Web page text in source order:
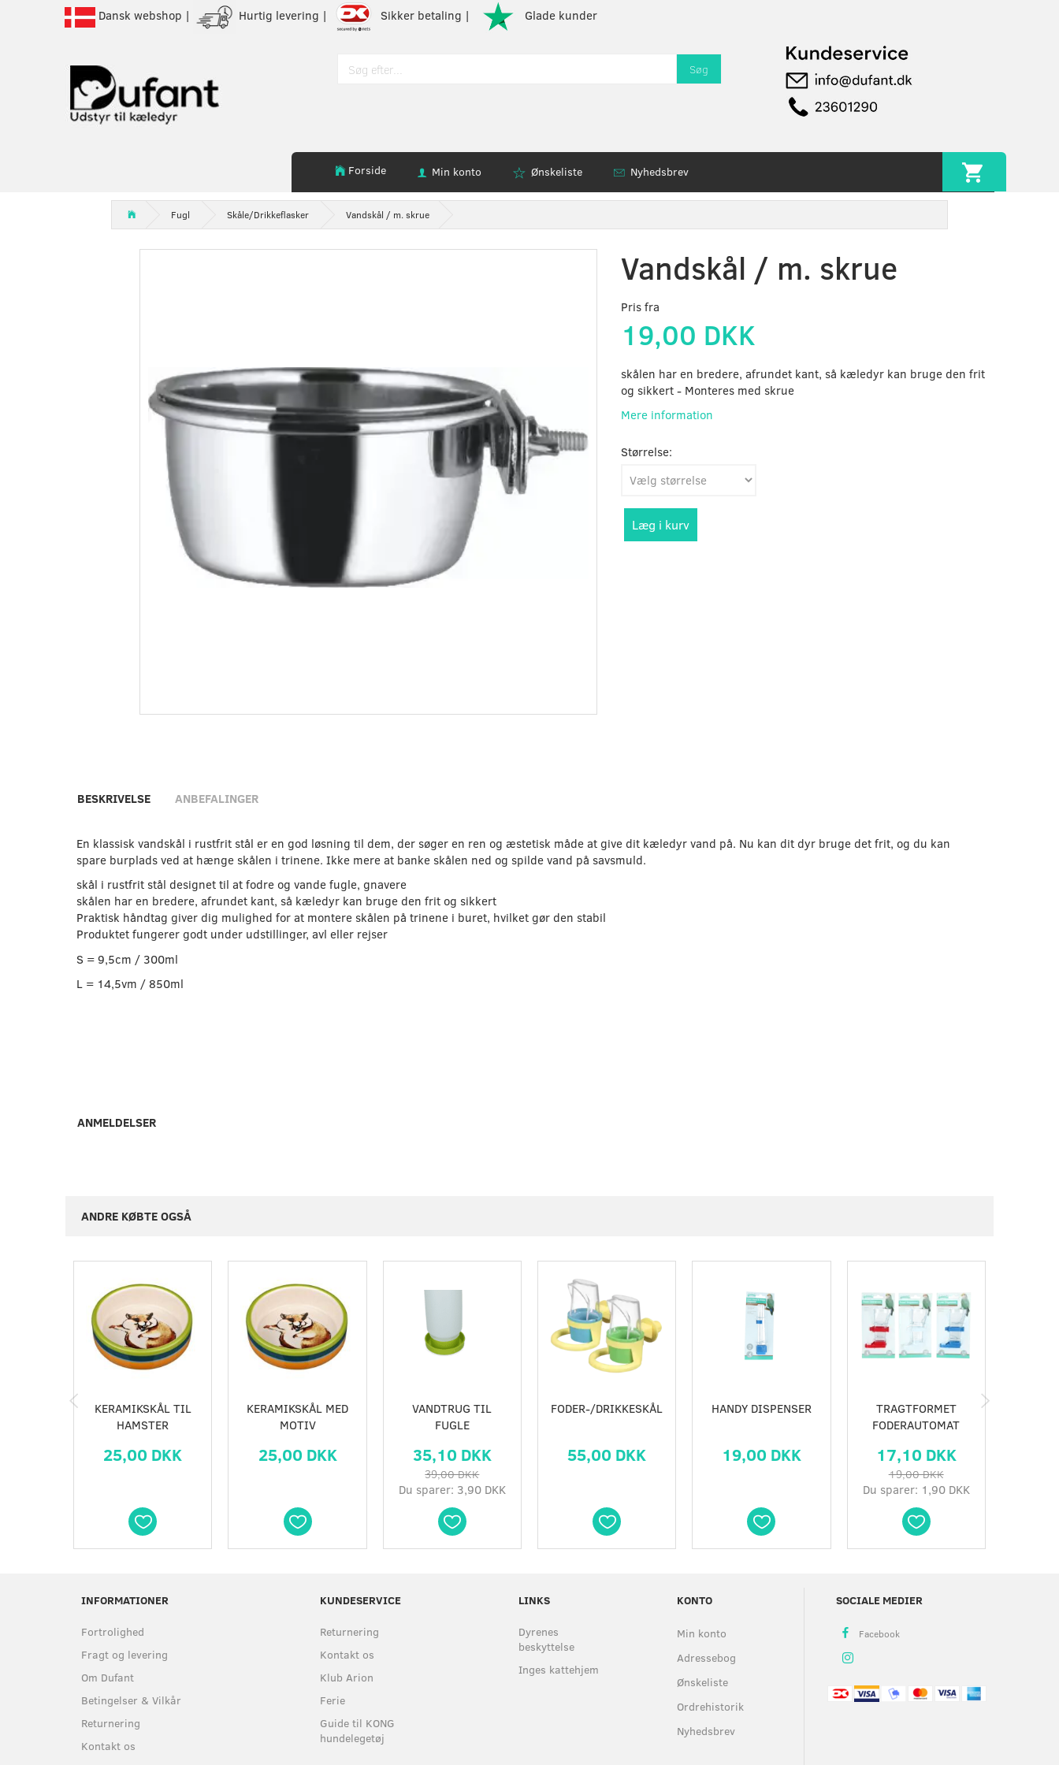
Dansk webshop | Hurtig levering | Sikker betaling | Glade kunder
Søg
Forside Min konto Ønskeliste Nyhedsbrev
Fugl Skåle/Drikkeflasker Vandskål / m. skrue
Vandskål / m. skrue
Pris fra
19,00 DKK
skålen har en bredere, afrundet kant, så kæledyr kan bruge den frit
og sikkert - Monteres med skrue
Mere information
Størrelse:
Læg i kurv
BESKRIVELSE ANBEFALINGER
En klassisk vandskål i rustfrit stål er en god løsning til dem, der søger en ren og æstetisk måde at give dit kæledyr vand på. Nu kan dit dyr bruge det frit, og du kan
spare burplads ved at hænge skålen i trinene. Ikke mere at banke skålen ned og spilde vand på savsmuld.
skål i rustfrit stål designet til at fodre og vande fugle, gnavere
skålen har en bredere, afrundet kant, så kæledyr kan bruge den frit og sikkert
Praktisk håndtag giver dig mulighed for at montere skålen på trinene i buret, hvilket gør den stabil
Produktet fungerer godt under udstillinger, avl eller rejser
S = 9,5cm / 300ml
L = 14,5vm / 850ml
ANMELDELSER
ANDRE KØBTE OGSÅ
KERAMIKSKÅL TIL
HAMSTER
25,00 DKK
KERAMIKSKÅL MED
MOTIV
25,00 DKK
VANDTRUG TIL
FUGLE
35,10 DKK
39,00 DKK
Du sparer: 3,90 DKK
FODER-/DRIKKESKÅL
55,00 DKK
HANDY DISPENSER
19,00 DKK
TRAGTFORMET
FODERAUTOMAT
17,10 DKK
19,00 DKK
Du sparer: 1,90 DKK
INFORMATIONER
Fortrolighed
Fragt og levering
Om Dufant
Betingelser & Vilkår
Returnering
Kontakt os
KUNDESERVICE
Returnering
Kontakt os
Klub Arion
Ferie
Guide til KONG
hundelegetøj
LINKS
Dyrenes
beskyttelse
Inges kattehjem
KONTO
Min konto
Adressebog
Ønskeliste
Ordrehistorik
Nyhedsbrev
SOCIALE MEDIER